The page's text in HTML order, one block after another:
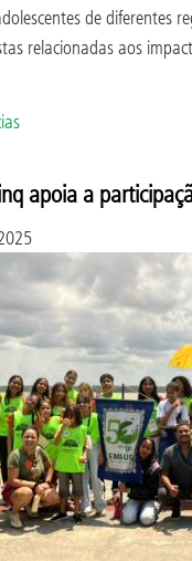
de diferentes
relacionadas aos
apoia a